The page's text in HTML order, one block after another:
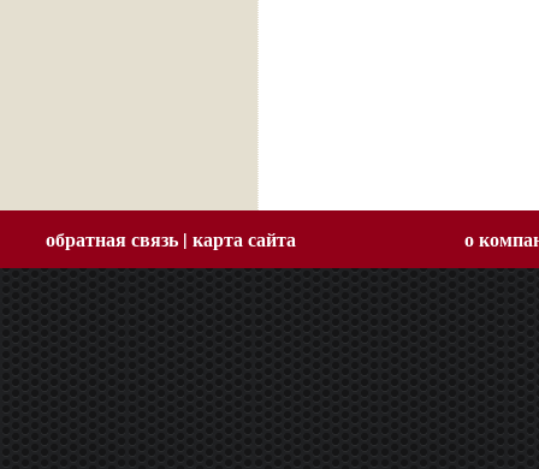
обратная связь |карта сайта о